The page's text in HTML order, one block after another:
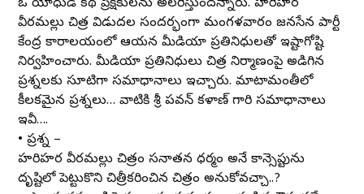
ఓ యోధుడి కథ ప్రేక్షకులను అలరిస్తుందన్నారు. హరిహర
వీరమల్లు చిత్ర విడుదల సందర్భంగా మంగళవారం జనసేన పార్టీ
కేంద్ర కార్యాలయంలో ఆయన మీడియా ప్రతినిధులతో ఇష్టాగోష్టి
నిర్వహించారు. మీడియా ప్రతినిధులు చిత్ర నిర్మాణంపై అడిగిన
ప్రశ్నలకు సూటిగా సమాధానాలు ఇచ్చారు. మాటామంతీలో
కీలకమైన ప్రశ్నలు… వాటికి శ్రీ పవన్ కళ్యాణ్ గారి సమాధానాలు
ఇవీ….
• ప్రశ్న –
హరిహర వీరమల్లు చిత్రం సనాతన ధర్మం అనే కాన్సెప్టును
దృష్టిలో పెట్టుకొని చిత్రీకరించిన చిత్రం అనుకోవచ్చా..?